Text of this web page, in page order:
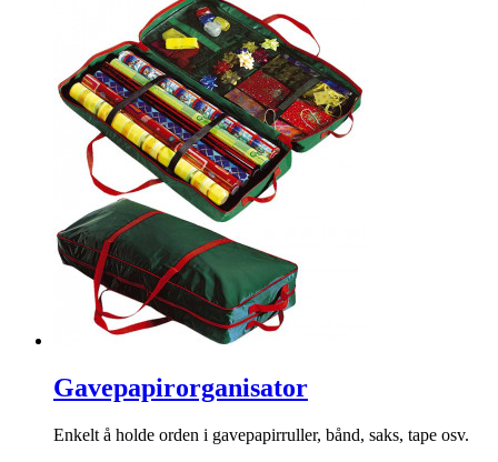
Gavepapirorganisator
Enkelt å holde orden i gavepapirruller, bånd, saks, tape osv.